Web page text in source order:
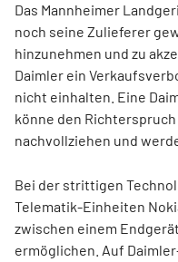
Das Mannheimer
noch seine Zulieferer
hinzunehmen und zu
Daimler ein
nicht einhalten. Eine
könne den
nachvollziehen und
Bei der strittigen
Telematik-Einheiten
zwischen einem
ermöglichen. Auf